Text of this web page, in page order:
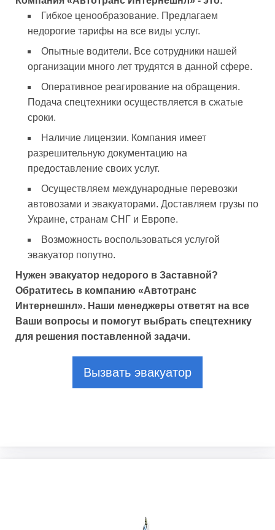
Гибкое ценообразование. Предлагаем
недорогие тарифы на все виды услуг.
Опытные водители. Все сотрудники нашей
организации много лет трудятся в данной сфере.
Оперативное реагирование на обращения.
Подача спецтехники осуществляется в сжатые
сроки.
Наличие лицензии. Компания имеет
разрешительную документацию на
предоставление своих услуг.
Осуществляем международные перевозки
автовозами и эвакуаторами. Доставляем грузы по
Украине, странам СНГ и Европе.
Возможность воспользоваться услугой
эвакуатор попутно.
Нужен эвакуатор недорого в Заставной?
Обратитесь в компанию «Автотранс
Интернешнл». Наши менеджеры ответят на все
Ваши вопросы и помогут выбрать спецтехнику
для решения поставленной задачи.
Вызвать эвакуатор